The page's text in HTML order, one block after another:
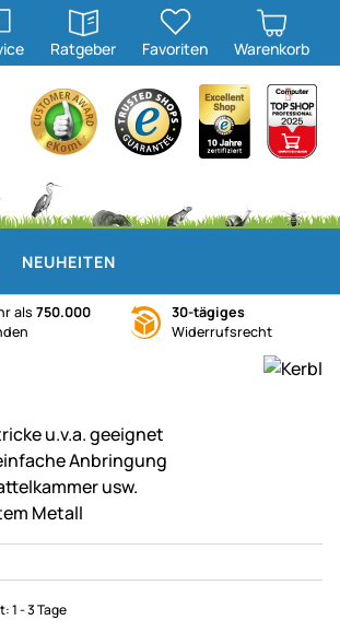
Ratgeber
öffnen
Favoriten Warenkorb
NEUHEITEN
als 750.000
30-tägiges
Widerrufsrecht
u.v.a. geeignet
Anbringung
usw.
Metall
1 - 3 Tage